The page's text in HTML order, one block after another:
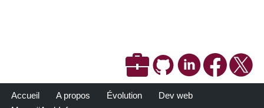
Accueil A propos Évolution
Dev web